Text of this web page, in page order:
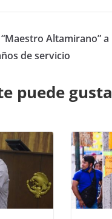
Altamirano” a
de servicio
puede